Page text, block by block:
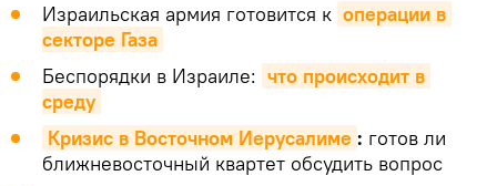
Израильская армия готовится к операции в
секторе Газа
Беспорядки в Израиле: что происходит в
среду
Кризис в Восточном Иерусалиме : готов ли
ближневосточный квартет обсудить вопрос